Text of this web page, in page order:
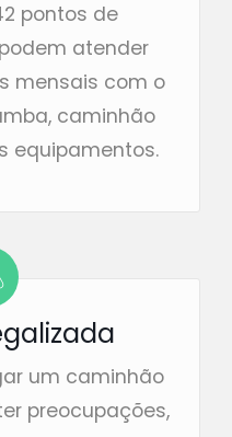
pontos de
atender
mensais com o
caminhão
equipamentos.
um caminhão
preocupações,